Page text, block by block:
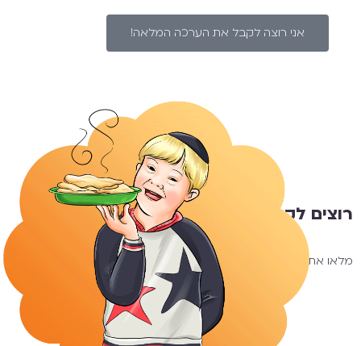
אני רוצה לקבל את הערכה המלאה!
לקבל את הערכה למייל?
את הפרטים וקבלו את הקבצים להדפסה ישירות למייל שלכם